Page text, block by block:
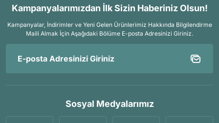
Kampanyalarımızdan İlk Sizin Haberiniz Olsun!
Kampanyalar, İndirimler ve Yeni Gelen Ürünlerimiz Hakkında Bilgilendirme
Maili Almak İçin Aşağıdaki Bölüme E-posta Adresinizi Giriniz.
Sosyal Medyalarımız